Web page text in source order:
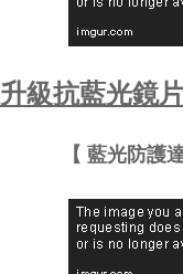
升級抗藍光鏡
【 藍光防護